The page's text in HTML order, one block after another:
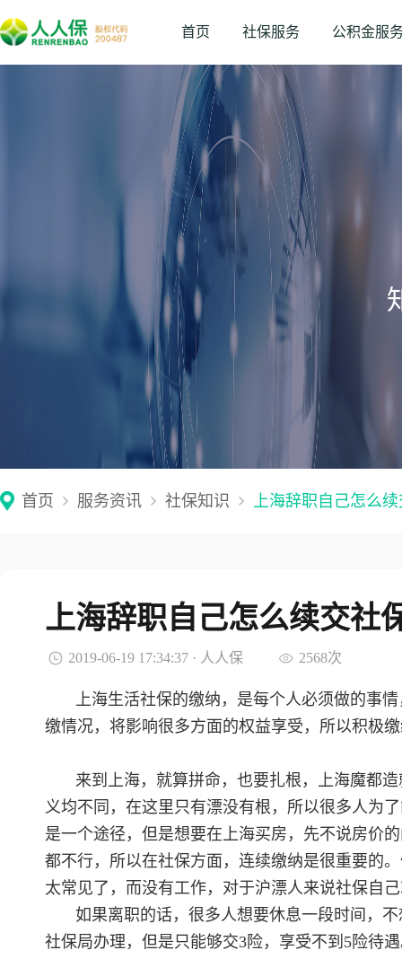
首页 社保服务 公积金服
首页 服务资讯 社保知识 上海辞职自己怎么
上海辞职自己怎么续交社
2019-06-19 17:34:37 · 人人保 2568次
上海生活社保的缴纳，是每个人必须做的事
缴情况，将影响很多方面的权益享受，所以积极
来到上海，就算拼命，也要扎根，上海魔都
义均不同，在这里只有漂没有根，所以很多人为
是一个途径，但是想要在上海买房，先不说房价
都不行，所以在社保方面，连续缴纳是很重要的
太常见了，而没有工作，对于沪漂人来说社保自
如果离职的话，很多人想要休息一段时间，
社保局办理，但是只能够交3险，享受不到5险待